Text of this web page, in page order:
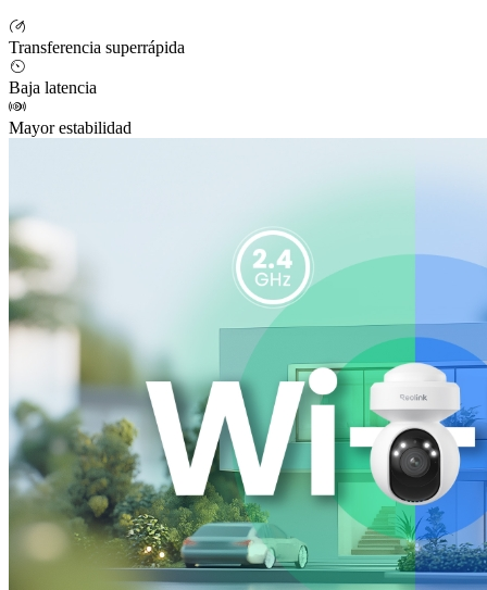
Transferencia superrápida
Baja latencia
Mayor estabilidad